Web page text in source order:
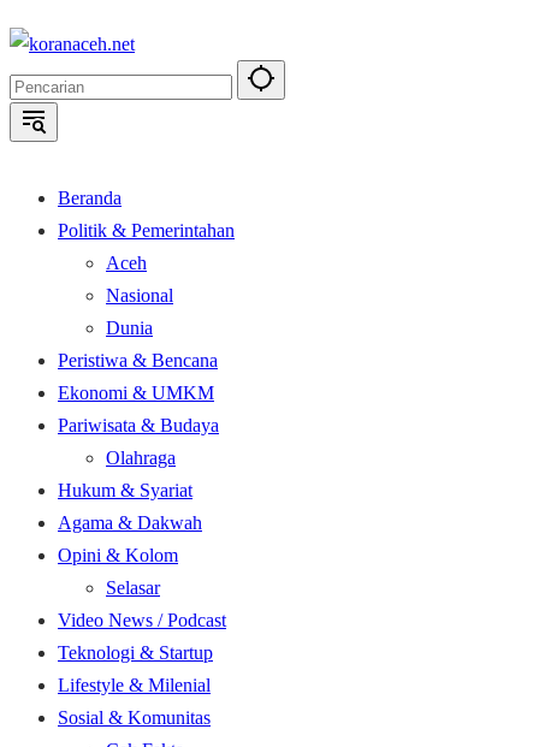
Langsung
konten
Beranda
Politik & Pemerintahan
Aceh
Nasional
Dunia
Peristiwa & Bencana
Ekonomi & UMKM
Pariwisata & Budaya
Olahraga
Hukum & Syariat
Agama & Dakwah
Opini & Kolom
Selasar
Video News / Podcast
Teknologi & Startup
Lifestyle & Milenial
Sosial & Komunitas